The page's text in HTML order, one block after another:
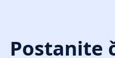
Postanite